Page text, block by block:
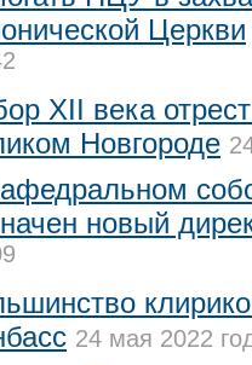
Церкви
XII века
Новгороде
новый
24 мая 2022